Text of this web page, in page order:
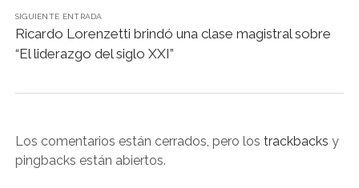
SIGUIENTE ENTRADA
Ricardo Lorenzetti brindó una clase magistral sobre
“El liderazgo del siglo XXI”
Los comentarios están cerrados, pero los trackbacks y
pingbacks están abiertos.